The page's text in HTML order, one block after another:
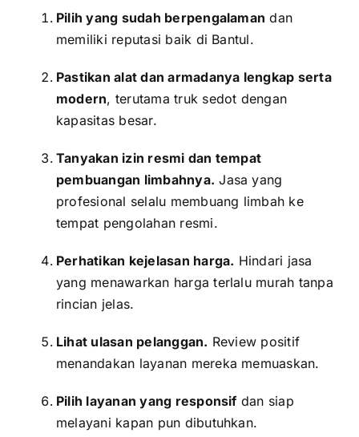
Pilih yang sudah berpengalaman dan
memiliki reputasi baik di Bantul.
Pastikan alat dan armadanya lengkap serta
modern, terutama truk sedot dengan
kapasitas besar.
Tanyakan izin resmi dan tempat
pembuangan limbahnya. Jasa yang
profesional selalu membuang limbah ke
tempat pengolahan resmi.
Perhatikan kejelasan harga. Hindari jasa
yang menawarkan harga terlalu murah tanpa
rincian jelas.
Lihat ulasan pelanggan. Review positif
menandakan layanan mereka memuaskan.
Pilih layanan yang responsifdan siap
melayani kapan pun dibutuhkan.